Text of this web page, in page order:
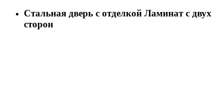
Стальная дверь с отделкой Ламинат с двух
сторон